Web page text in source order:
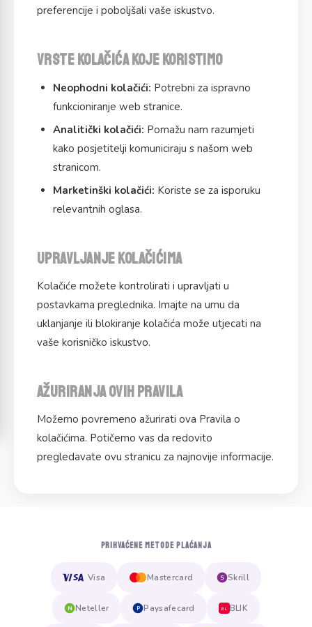
preferencije i poboljšali vaše iskustvo.
Vrste kolačića koje koristimo
Neophodni kolačići: Potrebni za ispravno
funkcioniranje web stranice.
Analitički kolačići: Pomažu nam razumjeti
kako posjetitelji komuniciraju s našom web
stranicom.
Marketinški kolačići: Koriste se za isporuku
relevantnih oglasa.
Upravljanje kolačićima
Kolačiće možete kontrolirati i upravljati u
postavkama preglednika. Imajte na umu da
uklanjanje ili blokiranje kolačića može utjecati na
vaše korisničko iskustvo.
Ažuriranja ovih pravila
Možemo povremeno ažurirati ova Pravila o
kolačićima. Potičemo vas da redovito
pregledavate ovu stranicu za najnovije informacije.
PRIHVAĆENE METODE PLAĆANJA
Visa Mastercard S Skrill
N Neteller P Paysafecard BL BLIK